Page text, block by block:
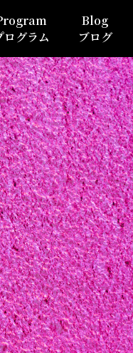
ログラム
Blog
ブログ